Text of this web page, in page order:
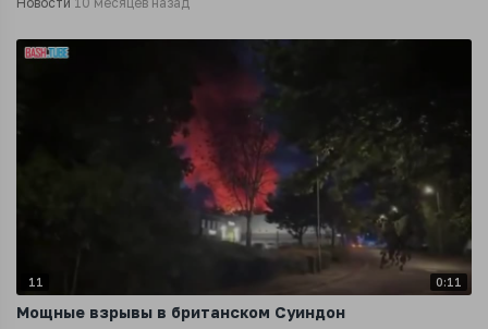
11 0:11
Мощные взрывы в британском Суиндон